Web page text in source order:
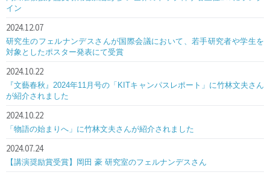
イン
2024.12.07
研究生のフェルナンデスさんが国際会議において、若手研究者や学生を
対象としたポスター発表にて受賞
2024.10.22
『文藝春秋』2024年11月号の「KITキャンパスレポート」に竹林文夫さん
が紹介されました
2024.10.22
「物語の始まりへ」に竹林文夫さんが紹介されました
2024.07.24
【講演奨励賞受賞】岡田 豪 研究室のフェルナンデスさん